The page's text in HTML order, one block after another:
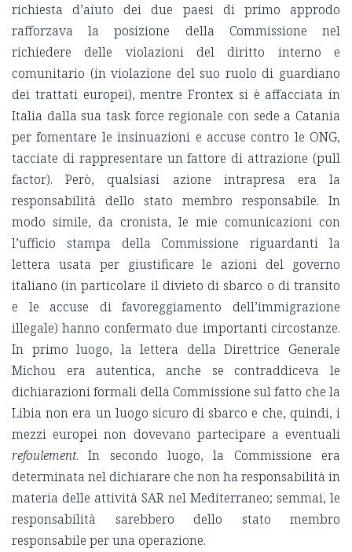
richiesta d’aiuto dei due paesi di primo approdo
rafforzava la posizione della Commissione nel
richiedere delle violazioni del diritto interno e
comunitario (in violazione del suo ruolo di guardiano
dei trattati europei), mentre Frontex si è affacciata in
Italia dalla sua task force regionale con sede a Catania
per fomentare le insinuazioni e accuse contro le ONG,
tacciate di rappresentare un fattore di attrazione (pull
factor). Però, qualsiasi azione intrapresa era la
responsabilità dello stato membro responsabile. In
modo simile, da cronista, le mie comunicazioni con
l’ufficio stampa della Commissione riguardanti la
lettera usata per giustificare le azioni del governo
italiano (in particolare il divieto di sbarco o di transito
e le accuse di favoreggiamento dell’immigrazione
illegale) hanno confermato due importanti circostanze.
In primo luogo, la lettera della Direttrice Generale
Michou era autentica, anche se contraddiceva le
dichiarazioni formali della Commissione sul fatto che la
Libia non era un luogo sicuro di sbarco e che, quindi, i
mezzi europei non dovevano partecipare a eventuali
refoulement. In secondo luogo, la Commissione era
determinata nel dichiarare che non ha responsabilità in
materia delle attività SAR nel Mediterraneo; semmai, le
responsabilità sarebbero dello stato membro
responsabile per una operazione.